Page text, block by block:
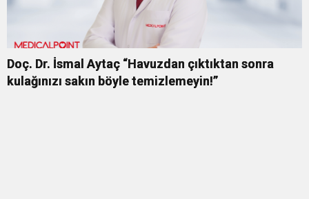
Doç. Dr. İsmal Aytaç “Havuzdan çıktıktan sonra
kulağınızı sakın böyle temizlemeyin!”